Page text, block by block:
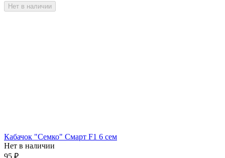
Нет в наличии
Кабачок "Семко" Смарт F1 6 сем
Нет в наличии
95 ₽